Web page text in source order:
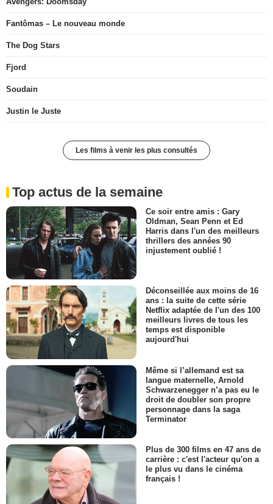
Fantômas – Le nouveau monde
The Dog Stars
Fjord
Soudain
Justin le Juste
Les films à venir les plus consultés
Top actus de la semaine
Ce soir entre amis : Gary
Oldman, Sean Penn et Ed
Harris dans l'un des meilleurs
thrillers des années 90
injustement oublié !
Déconseillée aux moins de 16
ans : la suite de cette série
Netflix adaptée de l'un des 100
meilleurs livres de tous les
temps est disponible
aujourd'hui
Même si l’allemand est sa
langue maternelle, Arnold
Schwarzenegger n’a pas eu le
droit de doubler son propre
personnage dans la saga
Terminator
Plus de 300 films en 47 ans de
carrière : c'est l'acteur qu'on a
le plus vu dans le cinéma
français !